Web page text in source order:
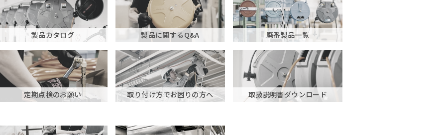
製品カタログ 製品に関するQ&A 廃番製品一覧
定期点検のお願い 取り付け方でお困りの方へ 取扱説明書ダウンロード